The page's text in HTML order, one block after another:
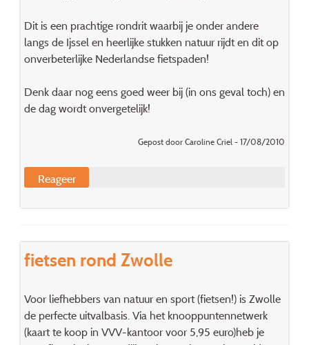
Dit is een prachtige rondrit waarbij je onder andere
langs de Ijssel en heerlijke stukken natuur rijdt en dit op
onverbeterlijke Nederlandse fietspaden!
Denk daar nog eens goed weer bij (in ons geval toch) en
de dag wordt onvergetelijk!
Gepost door Caroline Criel - 17/08/2010
Reageer
fietsen rond Zwolle
Voor liefhebbers van natuur en sport (fietsen!) is Zwolle
de perfecte uitvalbasis. Via het knooppuntennetwerk
(kaart te koop in VVV-kantoor voor 5,95 euro)heb je